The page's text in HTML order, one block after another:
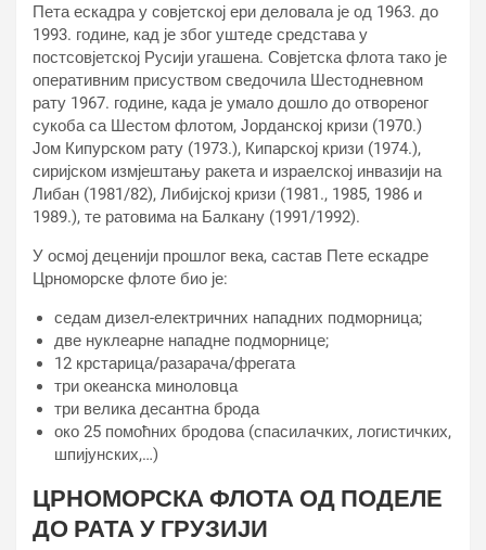
Пета ескадра у совјетској ери деловала је од 1963. до
1993. године, кад је због уштеде средстава у
постсовјетској Русији угашена. Совјетска флота тако је
оперативним присуством сведочила Шестодневном
рату 1967. године, када је умало дошло до отвореног
сукоба са Шестом флотом, Јорданској кризи (1970.)
Јом Кипурском рату (1973.), Кипарској кризи (1974.),
сиријском измјештању ракета и израелској инвазији на
Либан (1981/82), Либијској кризи (1981., 1985, 1986 и
1989.), те ратовима на Балкану (1991/1992).
У осмој деценији прошлог века, састав Пете ескадре
Црноморске флоте био је:
седам дизел-електричних нападних подморница;
две нуклеарне нападне подморнице;
12 крстарица/разарача/фрегата
три океанска миноловца
три велика десантна брода
око 25 помоћних бродова (спасилачких, логистичких,
шпијунских,…)
ЦРНОМОРСКА ФЛОТА ОД ПОДЕЛЕ
ДО РАТА У ГРУЗИЈИ